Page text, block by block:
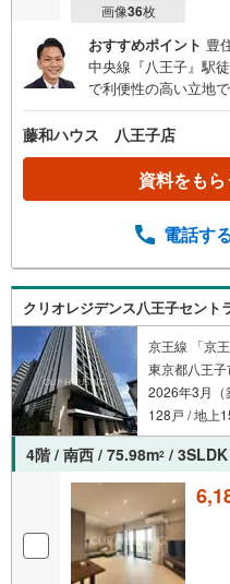
画像36枚
おすすめポイント 豊
中央線『八王子』駅
で利便性の高い立地
憩いの空間としてお使
藤和ハウス 八王子店
資料をもら
電話す
クリオレジデンス八王子セント
京王線 「京
東京都八王
2026年3月（
128戸 / 地上
4階 / 南西 / 75.98m2 / 3SLDK